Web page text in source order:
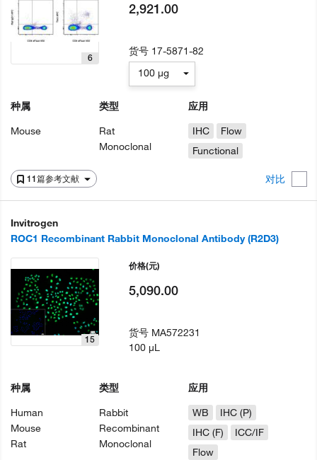
11篇参考文献 对比
6
种属
Mouse
类型
Rat
Monoclonal
应用
IHC
Flow
Functional
2,921.00
货号 17-5871-82
100 µg
Invitrogen
ROC1 Recombinant Rabbit Monoclonal Antibody (R2D3)
15
种属
Human
Mouse
Rat
类型
Rabbit
Recombinant
Monoclonal
应用
WB
IHC (P)
IHC (F)
ICC/IF
Flow
价格(元)
5,090.00
货号 MA572231
100 µL